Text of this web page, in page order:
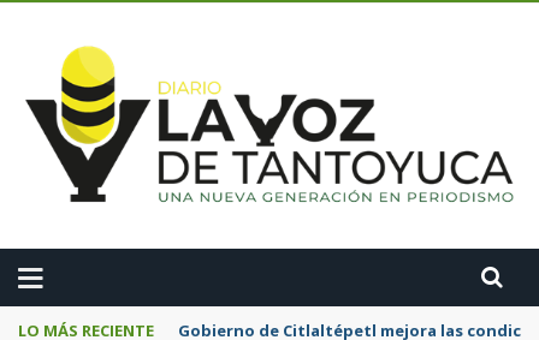
LO MÁS RECIENTE Gobierno de Citlaltépetl mejora las